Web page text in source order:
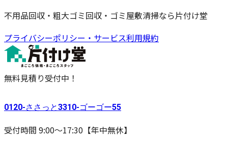
不用品回収・粗大ゴミ回収・ゴミ屋敷清掃なら片付け堂
プライバシーポリシー・サービス利用規約
無料見積り受付中！
0120-ささっと3310-ゴーゴー55
受付時間 9:00〜17:30【年中無休】